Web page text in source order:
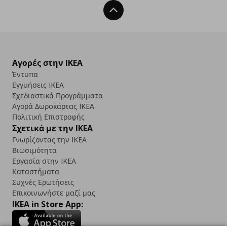
Back To Top
Αγορές στην IKEA
Έντυπα
Εγγυήσεις IKEA
Σχεδιαστικά Προγράμματα
Αγορά Δωρoκάρτας IKEA
Πολιτική Επιστροφής
Σχετικά με την IKEA
Γνωρίζοντας την IKEA
Βιωσιμότητα
Εργασία στην IKEA
Καταστήματα
Συχνές Ερωτήσεις
Επικοινωνήστε μαζί μας
IKEA in Store App: